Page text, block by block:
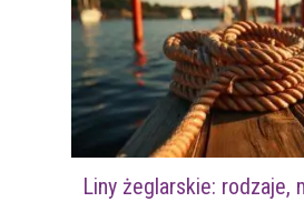
Liny żeglarskie: rodzaje,